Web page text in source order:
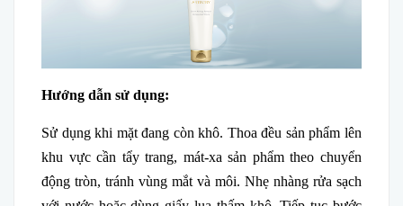
Hướng dẫn sử dụng:
Sử dụng khi mặt đang còn khô. Thoa đều sản phẩm lên
khu vực cần tẩy trang, mát-xa sản phẩm theo chuyển
động tròn, tránh vùng mắt và môi. Nhẹ nhàng rửa sạch